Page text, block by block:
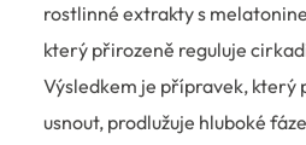
rostlinné extrakty s
který přirozeně reguluje
Výsledkem je přípravek, který
usnout, prodlužuje hluboké